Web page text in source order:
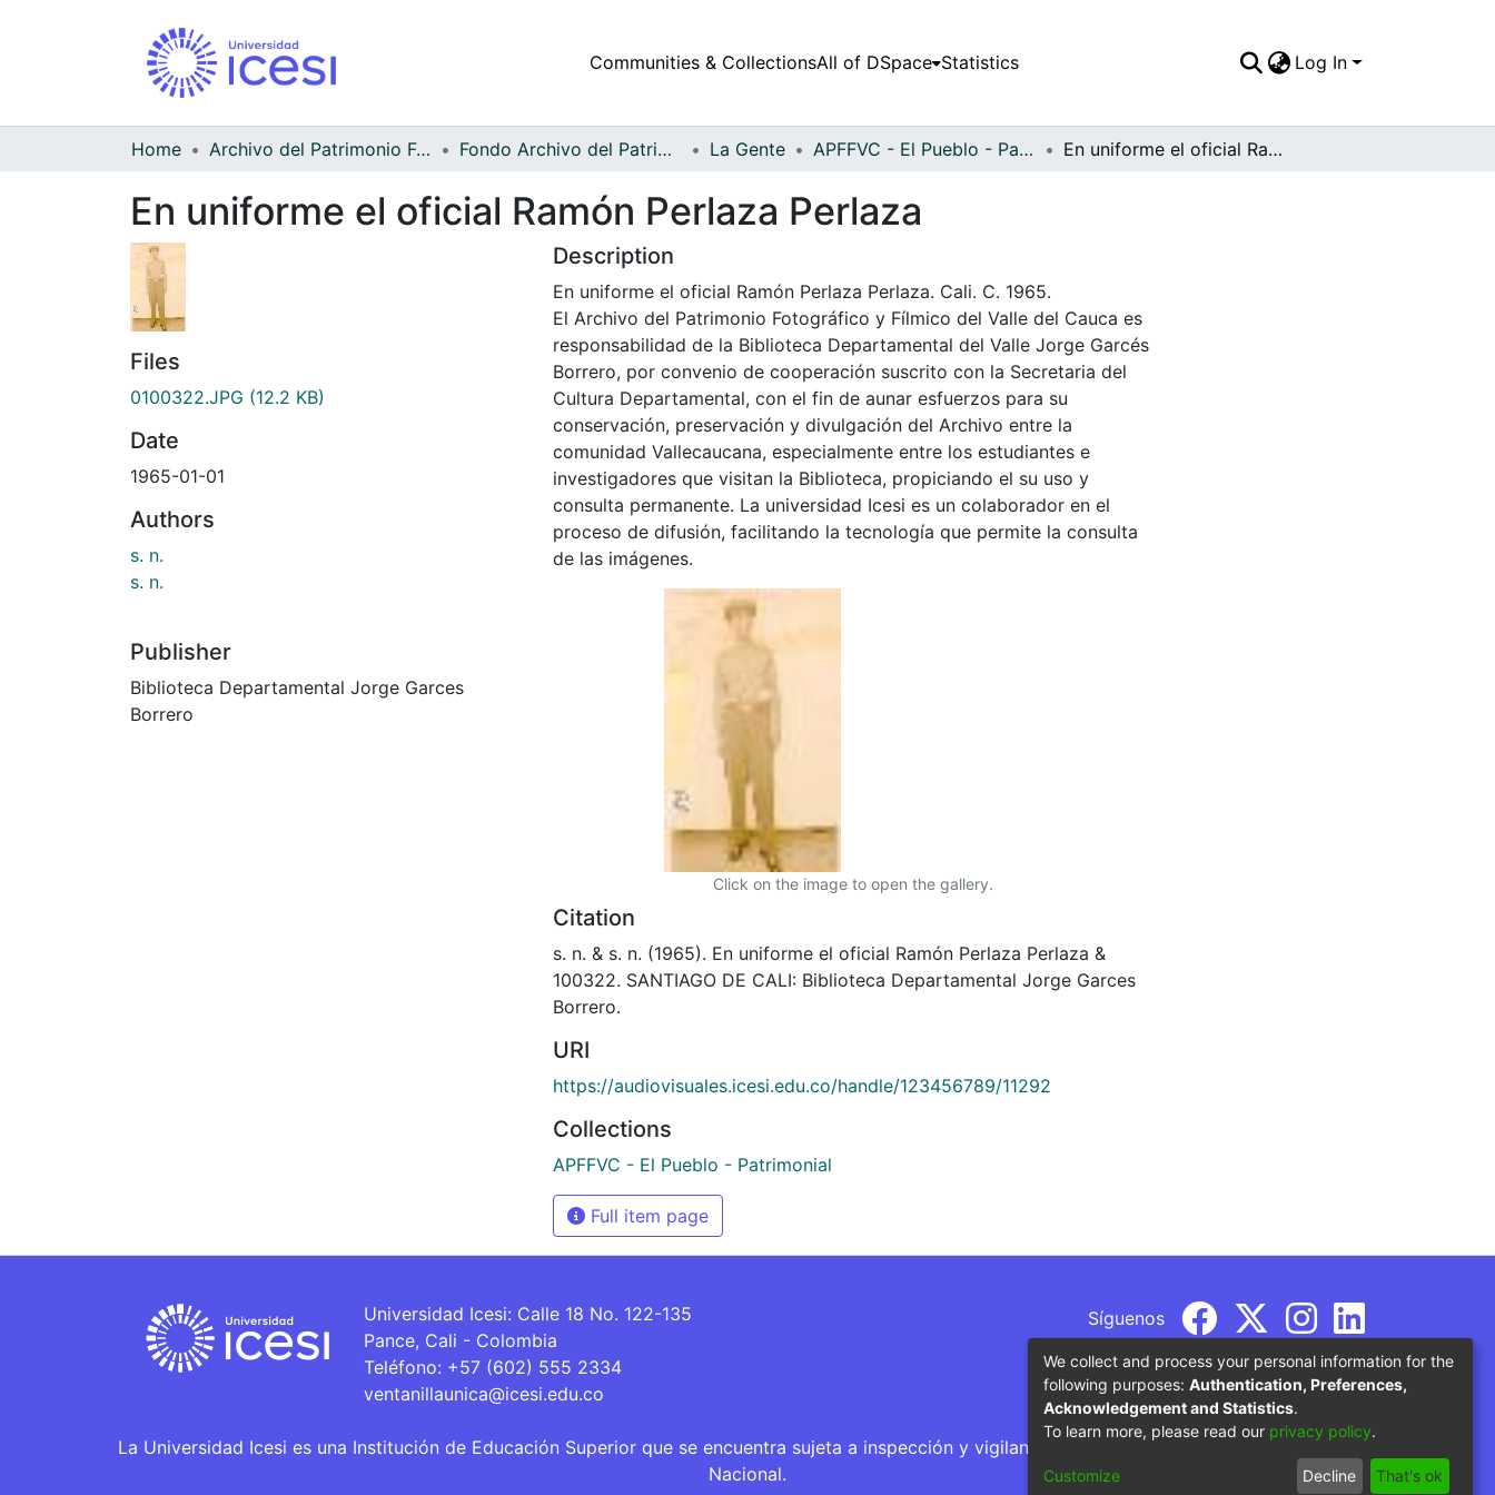
Communities & CollectionsAll of DSpace Statistics Log In
Home Archivo del Patrimonio Fotográfico y Fílmico del Valle del Cauca Fondo Archivo del Patrimonio Fotográfico y Fílmico del Valle del Cauca La Gente APFFVC - El Pueblo - Patrimonial En uniforme el oficial Ramón Perlaza Perlaza
En uniforme el oficial Ramón Perlaza Perlaza
Files
0100322.JPG (12.2 KB)
Date
1965-01-01
Authors
s. n.
s. n.
Publisher
Biblioteca Departamental Jorge Garces
Borrero
Description
En uniforme el oficial Ramón Perlaza Perlaza. Cali. C. 1965.
El Archivo del Patrimonio Fotográfico y Fílmico del Valle del Cauca es
responsabilidad de la Biblioteca Departamental del Valle Jorge Garcés
Borrero, por convenio de cooperación suscrito con la Secretaria del
Cultura Departamental, con el fin de aunar esfuerzos para su
conservación, preservación y divulgación del Archivo entre la
comunidad Vallecaucana, especialmente entre los estudiantes e
investigadores que visitan la Biblioteca, propiciando el su uso y
consulta permanente. La universidad Icesi es un colaborador en el
proceso de difusión, facilitando la tecnología que permite la consulta
de las imágenes.
Click on the image to open the gallery.
Citation
s. n. & s. n. (1965). En uniforme el oficial Ramón Perlaza Perlaza &
100322. SANTIAGO DE CALI: Biblioteca Departamental Jorge Garces
Borrero.
URI
https://audiovisuales.icesi.edu.co/handle/123456789/11292
Collections
APFFVC - El Pueblo - Patrimonial
Full item page
Universidad Icesi: Calle 18 No. 122-135
Pance, Cali - Colombia
Teléfono: +57 (602) 555 2334
ventanillaunica@icesi.edu.co
Síguenos
La Universidad Icesi es una Institución de Educación Superior que se encuentra sujeta a inspección y vigilancia por parte del Ministerio de Educación
Nacional.
We collect and process your personal information for the
following purposes: Authentication, Preferences,
Acknowledgement and Statistics.
To learn more, please read our privacy policy.
Customize Decline That's ok